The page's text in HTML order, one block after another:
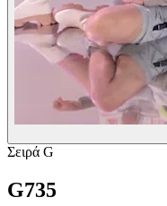
Σειρά G
G735